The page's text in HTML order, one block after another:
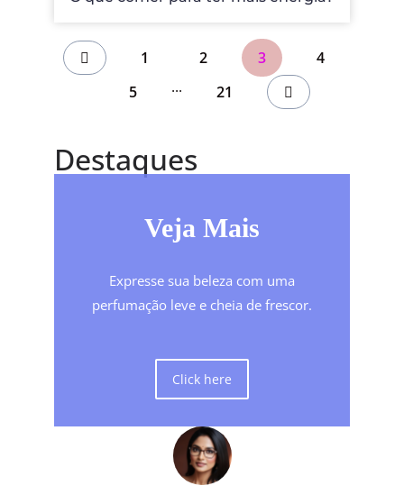
1 2 3
4
5
... 21
Destaques
Veja Mais
Expresse sua beleza com uma
perfumação leve e cheia de frescor.
Click here